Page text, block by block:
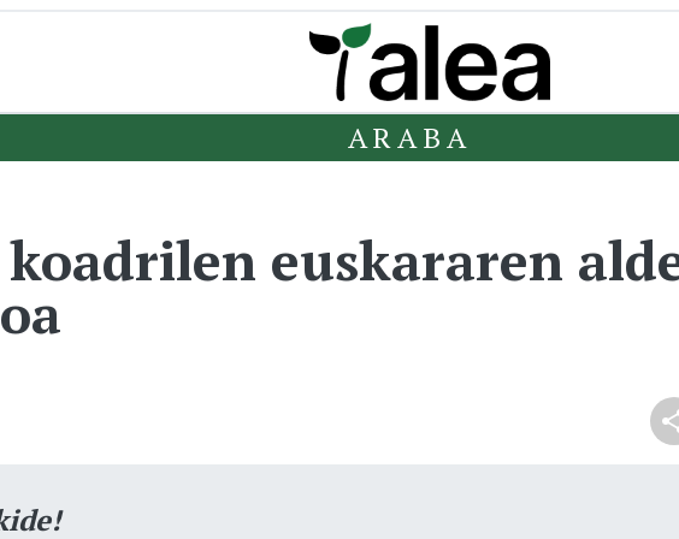
ARABA
euskararen